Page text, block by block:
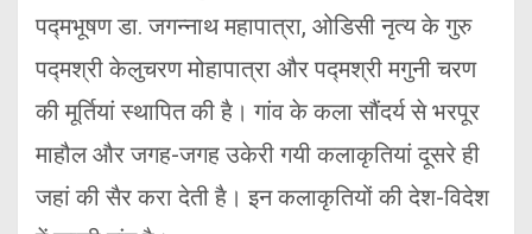
पद्मभूषण डा. जगन्नाथ महापात्रा, ओडिसी नृत्य के गुरु
पद्मश्री केलुचरण मोहापात्रा और पद्मश्री मगुनी चरण
की मूर्तियां स्थापित की है। गांव के कला सौंदर्य से भरपूर
माहौल और जगह-जगह उकेरी गयी कलाकृतियां दूसरे ही
जहां की सैर करा देती है। इन कलाकृतियों की देश-विदेश